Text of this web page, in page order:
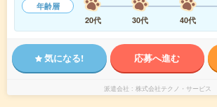
年齢層
20代
30代 40代
気になる! 応募へ進む
派遣会社 株式会社テクノ・サービス